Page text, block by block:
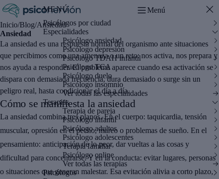
Menú
MENÚ
Psicólogos por ciudad
Especialidades
Psicólogo ansiedad
Psicólogo depresión
Psicólogo TDAH infantil
Psicólogo TCA
Psicólogo duelo
Psicólogo insomnio
Ver todas las especialidades
Terapias
Terapia de pareja
Psicólogo infantil
Psicólogo adultos
Psicólogo adolescentes
Terapia familiar
Psicólogo online
Ver todas las terapias
Psicólogos
Inicio/Blog/Ansiedad
Ansiedad
La ansiedad es una respuesta normal del organismo ante situaciones
que percibimos como una amenaza o un reto: nos activa, nos prepara y
nos ayuda a responder. El problema aparece cuando esa activación se
dispara con demasiada frecuencia, dura demasiado o surge sin un
peligro real, hasta condicionar el día a día.
Cómo se manifiesta la ansiedad
La ansiedad combina tres planos. En el cuerpo: taquicardia, tensión
muscular, opresión en el pecho, mareo o problemas de sueño. En el
pensamiento: anticipación de lo peor, dar vueltas a las cosas y
dificultad para concentrarse. Y en la conducta: evitar lugares, personas
o situaciones que generan malestar. Esa evitación alivia a corto plazo,